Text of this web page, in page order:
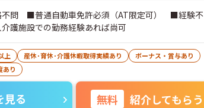
問 ■普通自動車免許必須（AT限定可） ■経験不
護施設での勤務経験あれば尚可
上 産休･育休･介護休暇取得実績あり
ボーナス・賞与あり
あり
見る 無料 紹介してもらう